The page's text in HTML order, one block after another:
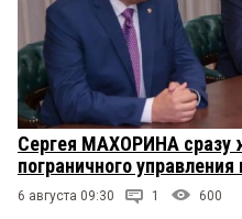
Сергея МАХОРИНА сразу
пограничного
6 августа 09:30 1 600